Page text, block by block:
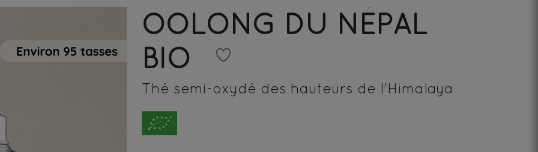
OOLONG DU NÉPAL
BIO
Thé semi-oxydé des hauteurs de l'Himalaya